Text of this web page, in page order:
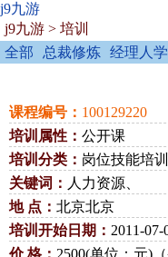
j9九游
j9九游 > 培训
全部
总裁修炼 经理人
课程编号： 100129220
培训属性： 公开课
培训分类： 岗位技能培
关键词： 人力资源、
地 点： 北京北京
培训开始日期： 2011-07-
价 格： 2500(单位：元)